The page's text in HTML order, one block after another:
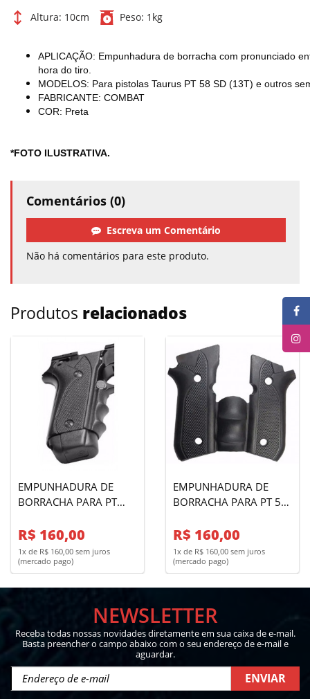
Altura: 10cm Peso: 1kg
APLICAÇÃO: Empunhadura de borracha com pronunciado
hora do tiro.
MODELOS: Para pistolas Taurus PT 58 SD (13T) e outros
FABRICANTE: COMBAT
COR: Preta
*FOTO ILUSTRATIVA.
Comentários (0)
Escreva um Comentário
Não há comentários para este produto.
Produtos relacionados
EMPUNHADURA DE
BORRACHA PARA PT
R$ 160,00
1x de R$ 160,00 sem juros
(mercado pago)
EMPUNHADURA DE
BORRACHA PARA PT 58
R$ 160,00
1x de R$ 160,00 sem juros
(mercado pago)
NEWSLETTER
Receba todas nossas novidades diretamente em sua caixa de e-mail.
Basta preencher o campo abaixo com o seu endereço de e-mail e
aguardar.
ENVIAR